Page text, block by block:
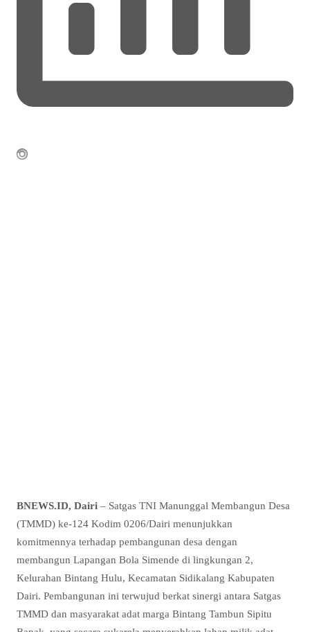
BNEWS.ID, Dairi – Satgas TNI Manunggal Membangun Desa
(TMMD) ke-124 Kodim 0206/Dairi menunjukkan
komitmennya terhadap pembangunan desa dengan
membangun Lapangan Bola Simende di lingkungan 2,
Kelurahan Bintang Hulu, Kecamatan Sidikalang Kabupaten
Dairi. Pembangunan ini terwujud berkat sinergi antara Satgas
TMMD dan masyarakat adat marga Bintang Tambun Sipitu